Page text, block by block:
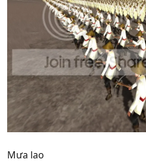
Mưa lao